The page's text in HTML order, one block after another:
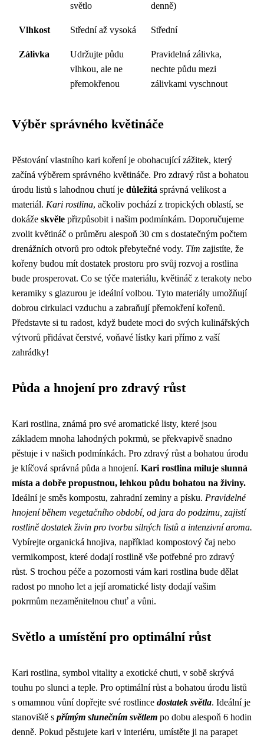
světlo
denně)
Vlhkost Střední až vysoká Střední
Zálivka
Udržujte půdu
vlhkou, ale ne
přemokřenou
Pravidelná zálivka,
nechte půdu mezi
zálivkami vyschnout
Výběr správného květináče
Pěstování vlastního kari koření je obohacující zážitek, který
začíná výběrem správného květináče. Pro zdravý růst a bohatou
úrodu listů s lahodnou chutí je důležitá správná velikost a
materiál. Kari rostlina, ačkoliv pochází z tropických oblastí, se
dokáže skvěle přizpůsobit i našim podmínkám. Doporučujeme
zvolit květináč o průměru alespoň 30 cm s dostatečným počtem
drenážních otvorů pro odtok přebytečné vody. Tím zajistíte, že
kořeny budou mít dostatek prostoru pro svůj rozvoj a rostlina
bude prosperovat. Co se týče materiálu, květináč z terakoty nebo
keramiky s glazurou je ideální volbou. Tyto materiály umožňují
dobrou cirkulaci vzduchu a zabraňují přemokření kořenů.
Představte si tu radost, když budete moci do svých kulinářských
výtvorů přidávat čerstvé, voňavé lístky kari přímo z vaší
zahrádky!
Půda a hnojení pro zdravý růst
Kari rostlina, známá pro své aromatické listy, které jsou
základem mnoha lahodných pokrmů, se překvapivě snadno
pěstuje i v našich podmínkách. Pro zdravý růst a bohatou úrodu
je klíčová správná půda a hnojení. Kari rostlina miluje slunná
místa a dobře propustnou, lehkou půdu bohatou na živiny.
Ideální je směs kompostu, zahradní zeminy a písku. Pravidelné
hnojení během vegetačního období, od jara do podzimu, zajistí
rostlině dostatek živin pro tvorbu silných listů a intenzivní aroma.
Vybírejte organická hnojiva, například kompostový čaj nebo
vermikompost, které dodají rostlině vše potřebné pro zdravý
růst. S trochou péče a pozornosti vám kari rostlina bude dělat
radost po mnoho let a její aromatické listy dodají vašim
pokrmům nezaměnitelnou chuť a vůni.
Světlo a umístění pro optimální růst
Kari rostlina, symbol vitality a exotické chuti, v sobě skrývá
touhu po slunci a teple. Pro optimální růst a bohatou úrodu listů
s omamnou vůní dopřejte své rostlince dostatek světla. Ideální je
stanoviště s přímým slunečním světlem po dobu alespoň 6 hodin
denně. Pokud pěstujete kari v interiéru, umístěte ji na parapet